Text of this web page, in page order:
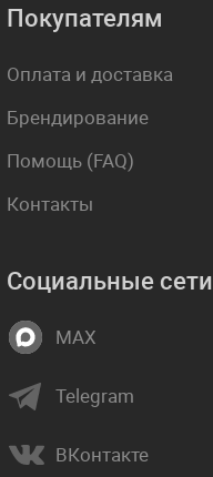
Покупателям
Оплата и доставка
Брендирование
Помощь (FAQ)
Контакты
Социальные сети
MAX
Telegram
ВКонтакте